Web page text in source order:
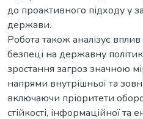
до проактивного підходу у
держави.
Робота також аналізує
безпеці на державну
зростання загроз значною
напрями внутрішньої та
включаючи пріоритети
стійкості, інформаційної та